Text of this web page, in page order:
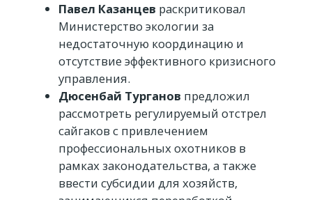
Павел Казанцев раскритиковал
Министерство экологии за
недостаточную координацию и
отсутствие эффективного кризисного
управления.
Дюсенбай Турганов предложил
рассмотреть регулируемый отстрел
сайгаков с привлечением
профессиональных охотников в
рамках законодательства, а также
ввести субсидии для хозяйств,